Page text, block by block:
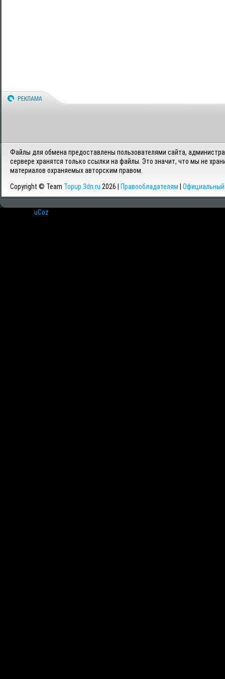
Файлы для обмена предоставлены пользователями сайта,
сервере хранятся только ссылки на файлы. Это значит, что мы не
материалов охраняемых авторским правом.
Copyright © Team Topup.3dn.ru 2026 | Правообладателям Официальный
uCoz